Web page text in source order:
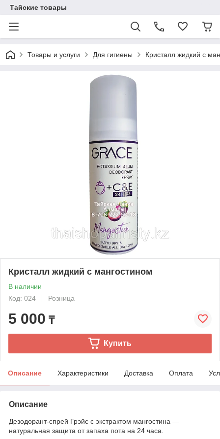
Тайские товары
Товары и услуги Для гигиены Кристалл жидкий с
Кристалл жидкий с мангостином
В наличии
Код: 024
Розница
5 000 ₸
Купить
Описание Характеристики Доставка Оплата
Описание
Дезодорант-спрей Грэйс с экстрактом мангостина —
натуральная защита от запаха пота на 24 часа.